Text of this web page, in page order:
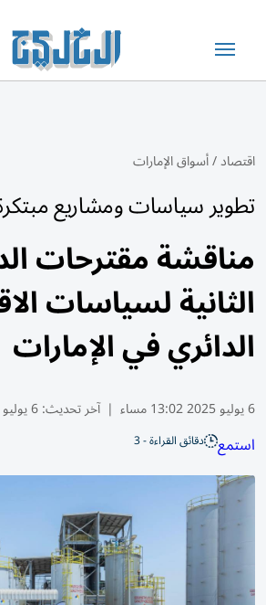
اقتصاد/أسواق الإمارات
تطوير سياسات ومشاريع
مناقشة مقترحات
الثانية لسياسات
الدائري في الإمارات
6 يوليو 2025 13:02 مساء | آخر تحديث:6 يوليو 13:02 2025
استمع دقائق القراءة - 3